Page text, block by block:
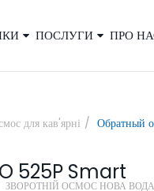
ПОСЛУГИ ПРО
для кав'ярні Обратный
525P Smart
ЗВОРОТНІЙ ОСМОС НОВА ВОДА
и наш